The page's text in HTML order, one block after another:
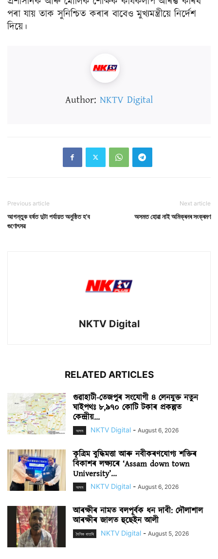
পৰা যায় তাক সুনিশ্চিত কৰাৰ বাবেও মুখ্যমন্ত্রীয়ে নির্দেশ
দিয়ে।
Author: NKTV Digital
Previous article
আগন্তুক বৰ্ষত দুটা পৰ্যায়ত অনুষ্ঠিত হ’ব
গুণোৎসৱ
Next article
অসমত হোৱা নাই অমিক্ৰনৰ সংক্ৰমণ
NKTV Digital
RELATED ARTICLES
গুৱাহাটী-তেজপুৰ সংযোগী ৪ লেনযুক্ত নতুন
ঘাইপথঃ ৮,৯৭০ কোটি টকাৰ প্ৰকল্পত
কেন্দ্ৰীয়...
অসম NKTV Digital - August 6, 2026
কৃত্ৰিম বুদ্ধিমত্তা আৰু নবীকৰণযোগ্য শক্তিৰ
বিকাশৰ লক্ষ্যৰে ‘Assam down town
University’...
অসম NKTV Digital - August 6, 2026
আৰক্ষীৰ নামত বলপূৰ্বক ধন দাবী: দৌলাশাল
আৰক্ষীৰ জালত হুছেইন আলী
দৈনিক বাতৰি NKTV Digital - August 5, 2026